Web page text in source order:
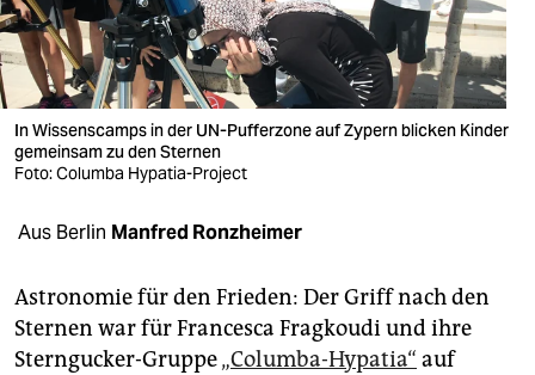
wahrheit
verlag
verlag
veranstaltungen
unterstützen
abo
In Wissens­camps in der UN-­Pufferzone auf Zypern blicken Kinder
gemeinsam zu den Sternen
Foto: Columba Hypatia-Project
Aus Berlin Manfred Ronzheimer
Astronomie für den Frieden: Der Griff nach den
Sternen war für Francesca Fragkoudi und ihre
Sterngucker-Gruppe„Columba-Hypatia“ auf